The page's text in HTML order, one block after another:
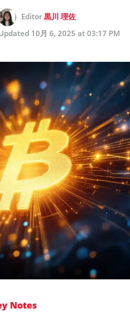
Editor 黒川 理佐
10月 6, 2025 at 03:17 PM
Notes